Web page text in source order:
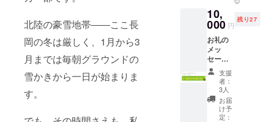
北陸の豪雪地帯――ここ長
岡の冬は厳しく、1月から3
月までは毎朝グラウンドの
雪かきから一日が始まりま
す。
載ください
(OBOG、〇〇選
手保護者の知
人、〇〇選手の
ジュニアチーム
関係者など) ※一
般支援者の方
は、備考欄に
「一般支援者」
とご記入くださ
10,
000 円
残り27
お礼の
メッ
セージ
と、帝
京長岡
オリジ
ナルタ
オルマ
フラー
支援
者：
3人
お届
け予
定：